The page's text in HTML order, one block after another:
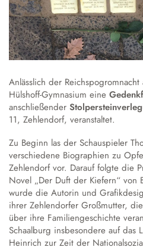
Schulgeschichte
Annette von Droste-Hülshoff
Sprachbildung
Austausch und Fahrten
Wettbewerbe
Instrumentenausleihe
Datenschutz
Alltag
Krankmeldung
Verpflegung
Schließfächer
Schulordnung
Wechsel an die Droste
Droste-Webmail
Anlässlich der
Hülshoff-Gymnasium eine
anschließender
11, Zehlendorf, veranstaltet.
Zu Beginn las der Schauspieler
verschiedene Biographien zu
Zehlendorf vor. Darauf folgte die
Novel „Der Duft der Kiefern“ von
wurde die Autorin und
ihrer Zehlendorfer Großmutter,
über ihre Familiengeschichte
Schaalburg insbesondere auf das
Heinrich zur Zeit der